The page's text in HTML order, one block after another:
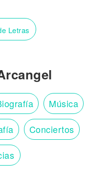
Letras
Música
Conciertos